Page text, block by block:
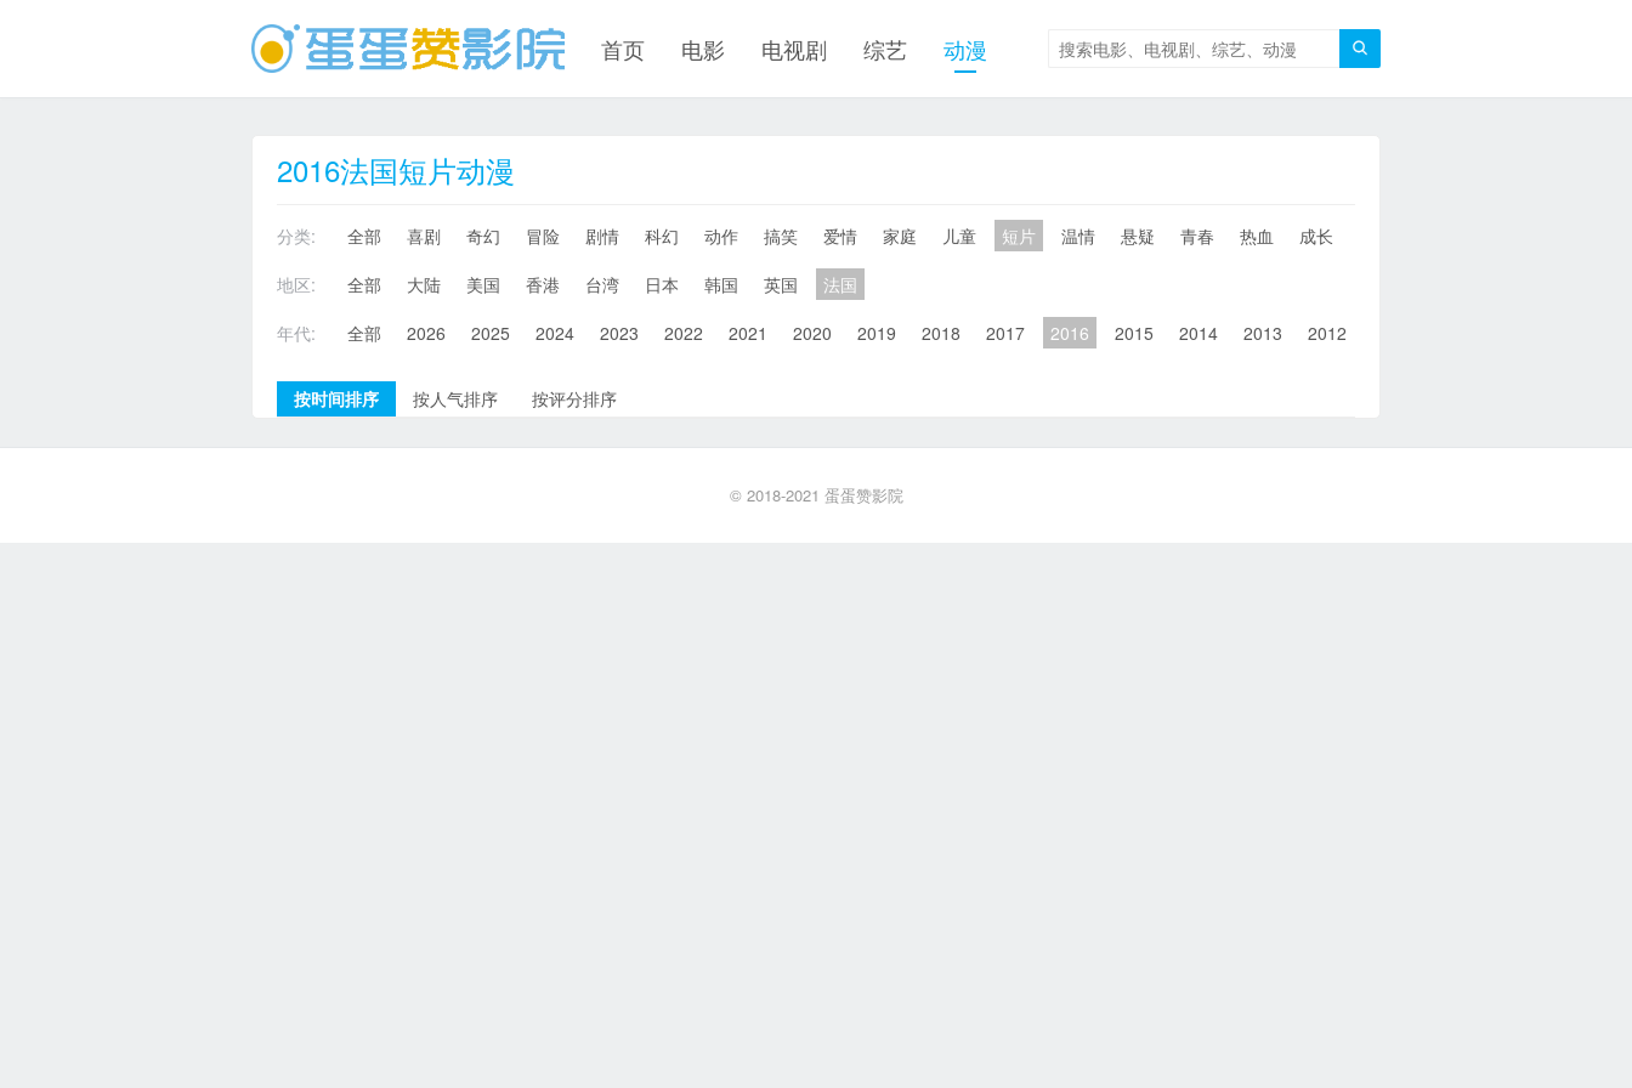

首页 电影 电视剧 综艺 动漫
2016法国短片动漫
分类: 全部 喜剧 奇幻 冒险 剧情 科幻 动作 搞笑 爱情 家庭 儿童 短片 温情 悬疑 青春 热血 成长
地区:
全部 大陆 美国 香港 台湾 日本 韩国 英国
法国
年代:
全部 2026 2025 2024 2023 2022 2021 2020 2019 2018 2017 2016 2015 2014 2013 2012
按时间排序 按人气排序 按评分排序
© 2018-2021 蛋蛋赞影院